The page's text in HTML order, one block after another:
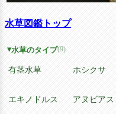
水草図鑑トップ
水草のタイプ(9)
有茎水草 ホシクサ
エキノドルス アヌビアス